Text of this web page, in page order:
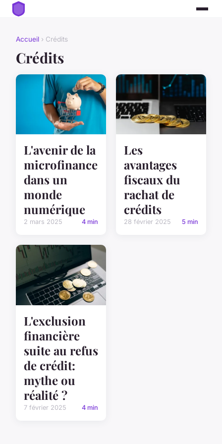
Accueil › Crédits
Crédits
L'avenir de la
microfinance
dans un
monde
numérique
2 mars 2025 4 min
Les
avantages
fiscaux du
rachat de
crédits
28 février 2025 5 min
L'exclusion
financière
suite au refus
de crédit:
mythe ou
réalité ?
7 février 2025 4 min